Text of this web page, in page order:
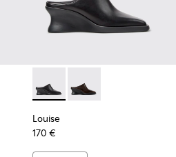
semiabiertos de piel negros
- Zapatos semiabiertos de piel
002 - Zapatos semiabiertos
Louise - K201955-001 -
Louise - K201955-
Louise
170 €